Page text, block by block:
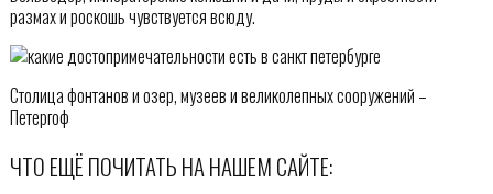
размах и роскошь чувствуется всюду.
Столица фонтанов и озер, музеев и великолепных сооружений –
Петергоф
ЧТО ЕЩЁ ПОЧИТАТЬ НА НАШЕМ САЙТЕ: